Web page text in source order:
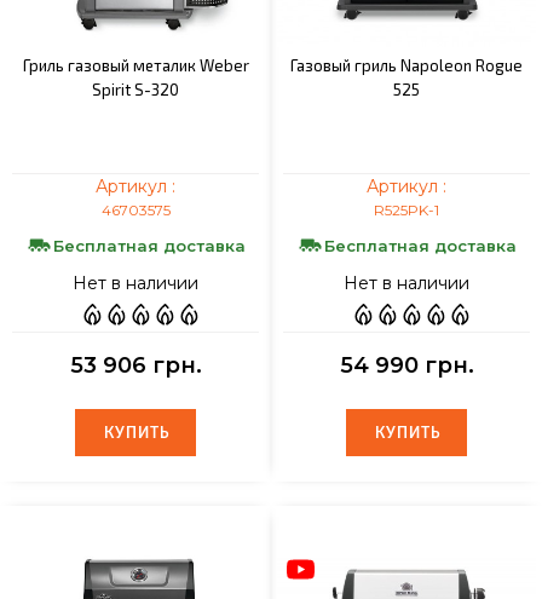
Гриль газовый металик Weber
Spirit S-320
Артикул :
46703575
Бесплатная доставка
Нет в наличии
53 906 грн.
КУПИТЬ
КУПИТЬ
Газовый гриль Napoleon Rogue
525
Артикул :
R525PK-1
Бесплатная доставка
Нет в наличии
54 990 грн.
КУПИТЬ
КУПИТЬ